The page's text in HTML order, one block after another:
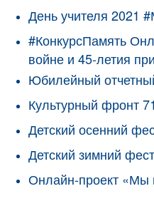
День учителя 2021
#КонкурсПамять
войне и 45-летия
Юбилейный
Культурный фронт 71
Детский осенний
Детский зимний
Онлайн-проект «Мы